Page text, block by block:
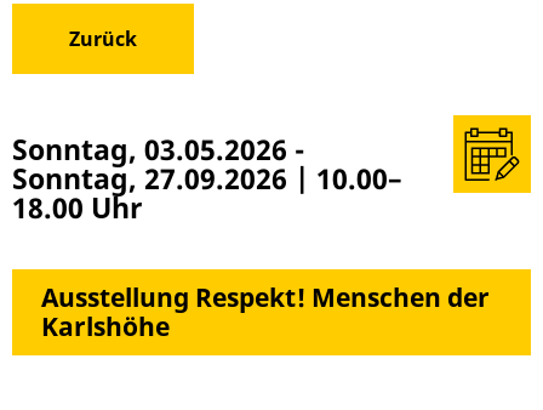
Zurück
Termin
meinen
Outlook)
Sonntag, 03.05.2026 -
Sonntag, 27.09.2026 | 10.00–
18.00 Uhr
Ausstellung Respekt! Menschen der
Karlshöhe